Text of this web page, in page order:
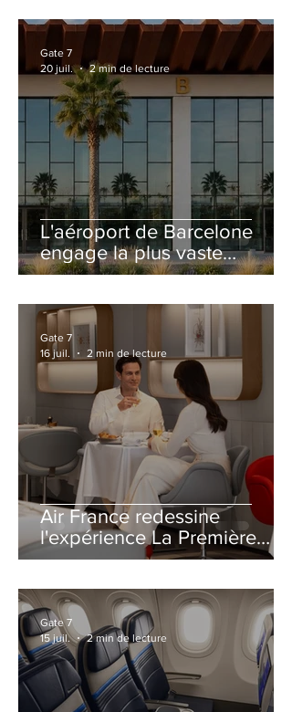
L'aéroport de Barcelone
engage la plus vaste
rénovation de son Terminal
Gate 7
20 juil.
2 min de lecture
Air France redessine
l'expérience La Première
avec un salon entièrement
Gate 7
16 juil.
2 min de lecture
Gate 7
15 juil.
2 min de lecture